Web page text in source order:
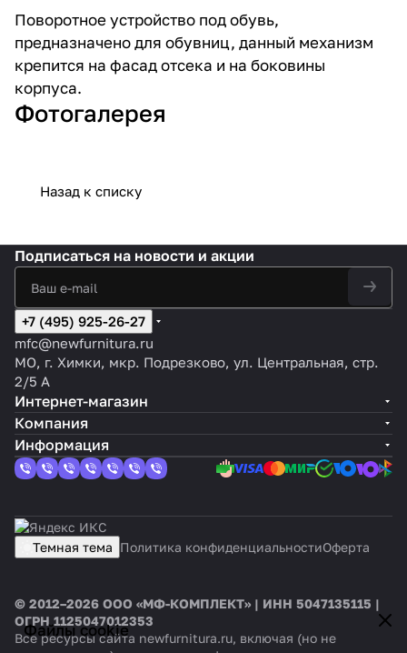
Поворотное устройство под обувь,
предназначено для обувниц, данный механизм
крепится на фасад отсека и на боковины
корпуса.
Фотогалерея
Назад к списку
Файлы cookie
Подписаться на новости и акции
+7 (495) 925-26-27
mfc@newfurnitura.ru
МО, г. Химки, мкр. Подрезково, ул. Центральная, стр.
2/5 А
Интернет-магазин
Компания
Информация
Темная тема Политика конфиденциальностиОферта
© 2012–2026 ООО «МФ-КОМПЛЕКТ» | ИНН 5047135115 |
ОГРН 1125047012353
Все ресурсы сайта newfurnitura.ru, включая (но не